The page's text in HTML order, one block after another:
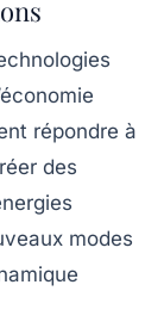
répondre à
des
modes